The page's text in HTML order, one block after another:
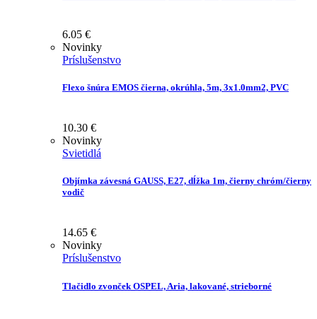
6.05 €
Novinky
Príslušenstvo
Flexo šnúra EMOS čierna, okrúhla, 5m, 3x1.0mm2, PVC
10.30 €
Novinky
Svietidlá
Objímka závesná GAUSS, E27, dĺžka 1m, čierny chróm/čierny
vodič
14.65 €
Novinky
Príslušenstvo
Tlačidlo zvonček OSPEL, Aria, lakované, strieborné